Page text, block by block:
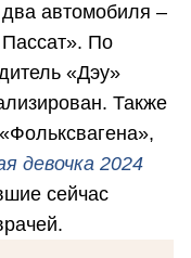
автомобиля –
По
«Дэу»
Также
девочка 2024
сейчас